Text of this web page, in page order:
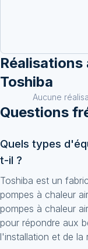
Réalisations
Toshiba
Aucune
Questions
Quels types
t-il ?
Toshiba est un
pompes à chaleur
pompes à chaleur
pour répondre aux
l'installation et de la